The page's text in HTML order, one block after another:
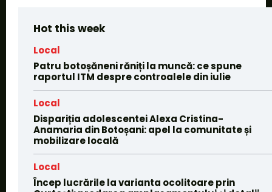
Hot this week
Local
Patru botoșăneni răniți la muncă: ce spune
raportul ITM despre controalele din iulie
Local
Dispariția adolescentei Alexa Cristina-
Anamaria din Botoșani: apel la comunitate și
mobilizare locală
Local
Încep lucrările la varianta ocolitoare prin